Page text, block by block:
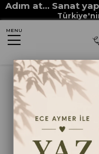
Adım at... Sanat
MENU
Anasayfa HOBİ BOYALARI
AKRİLİK BOYA 185 OKYANUS MAVİ